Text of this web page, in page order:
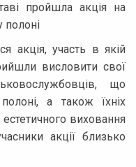
пройшла акція на
полоні
акція, участь в якій
висловити свої
що
а також їхніх
виховання
акції близько